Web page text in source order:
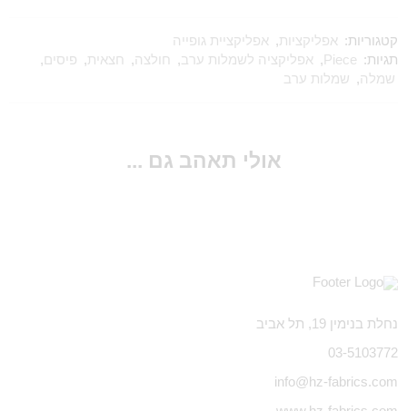
קטגוריות: אפליקציות, אפליקציית גופייה
תגיות: Piece
, אפליקציה לשמלות ערב, חולצה, חצאית, פיסים,
שמלה, שמלות ערב
אולי תאהב גם ...
נחלת בנימין 19, תל אביב
03-5103772
info@hz-fabrics.com